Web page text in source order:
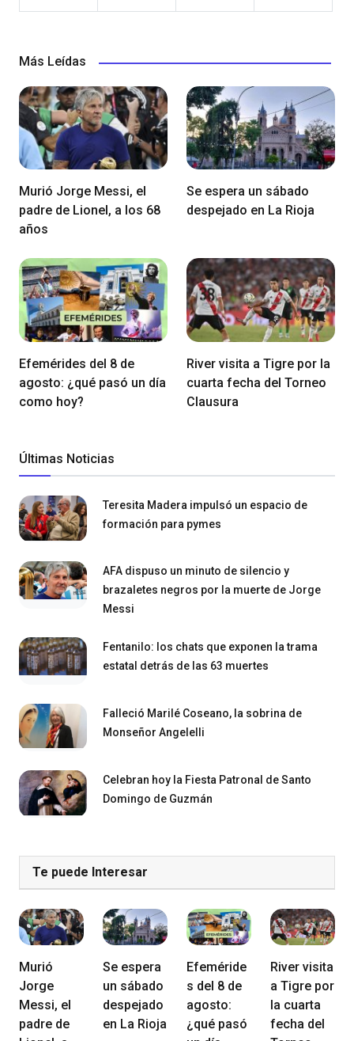
Más Leídas
Murió Jorge Messi, el
padre de Lionel, a los 68
años
Se espera un sábado
despejado en La Rioja
Efemérides del 8 de
agosto: ¿qué pasó un día
como hoy?
River visita a Tigre por la
cuarta fecha del Torneo
Clausura
Últimas Noticias
Teresita Madera impulsó un espacio de
formación para pymes
AFA dispuso un minuto de silencio y
brazaletes negros por la muerte de Jorge
Messi
Fentanilo: los chats que exponen la trama
estatal detrás de las 63 muertes
Falleció Marilé Coseano, la sobrina de
Monseñor Angelelli
Celebran hoy la Fiesta Patronal de Santo
Domingo de Guzmán
Te puede Interesar
Murió
Jorge
Messi, el
padre de
Se espera
un sábado
despejado
en La Rioja
Efeméride
s del 8 de
agosto:
¿qué pasó
River visita
a Tigre por
la cuarta
fecha del